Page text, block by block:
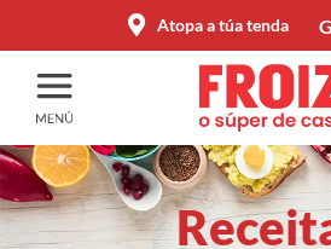
Atopa a túa tenda